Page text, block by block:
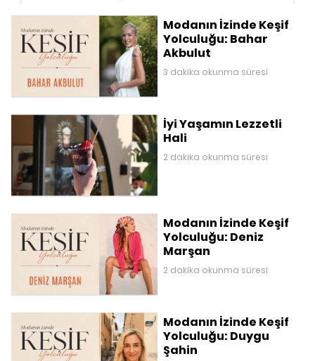
Modanın İzinde Keşif
Yolculuğu: Bahar
Akbulut
3 dakika okunma süresi
İyi Yaşamın Lezzetli
Hali
2 dakika okunma süresi
Modanın İzinde Keşif
Yolculuğu: Deniz
Marşan
2 dakika okunma süresi
Modanın İzinde Keşif
Yolculuğu: Duygu
Şahin